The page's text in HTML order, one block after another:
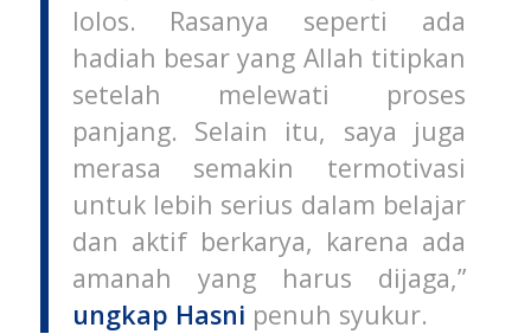
lolos. Rasanya seperti ada
hadiah besar yang Allah titipkan
setelah melewati proses
panjang. Selain itu, saya juga
merasa semakin termotivasi
untuk lebih serius dalam belajar
dan aktif berkarya, karena ada
amanah yang harus dijaga,”
ungkap Hasni penuh syukur.